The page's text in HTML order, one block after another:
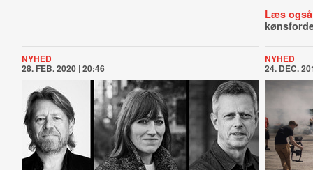
Læs
NYHED
28. FEB. 2020 | 20:46
NYHED
24. DEC.